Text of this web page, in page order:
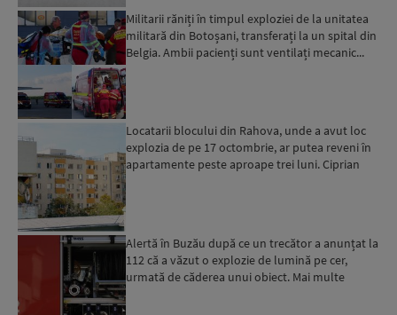
Militarii răniți în timpul exploziei de la unitatea
militară din Botoșani, transferați la un spital din
Belgia. Ambii pacienți sunt ventilați mecanic...
Locatarii blocului din Rahova, unde a avut loc
explozia de pe 17 octombrie, ar putea reveni în
apartamente peste aproape trei luni. Ciprian
Alertă în Buzău după ce un trecător a anunțat la
112 că a văzut o explozie de lumină pe cer,
urmată de căderea unui obiect. Mai multe